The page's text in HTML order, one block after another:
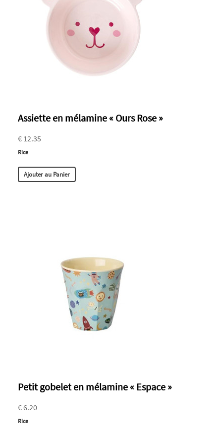
Assiette en mélamine « Ours Rose »
€ 12.35
Rice
Ajouter au Panier
Petit gobelet en mélamine « Espace »
€ 6.20
Rice